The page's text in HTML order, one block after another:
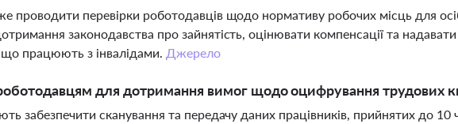
проводити перевірки роботодавців щодо нормативу робочих місць для
законодавства про зайнятість, оцінювати компенсації та
працюють з інвалідами. Джерело
для дотримання вимог щодо оцифрування трудових
забезпечити сканування та передачу даних працівників, прийнятих до 10